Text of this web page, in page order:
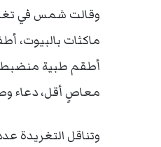
وقالت شمس في
أطقم طبية منضبطة
معاصٍ أقل، دعاء
وتناقل التغريدة